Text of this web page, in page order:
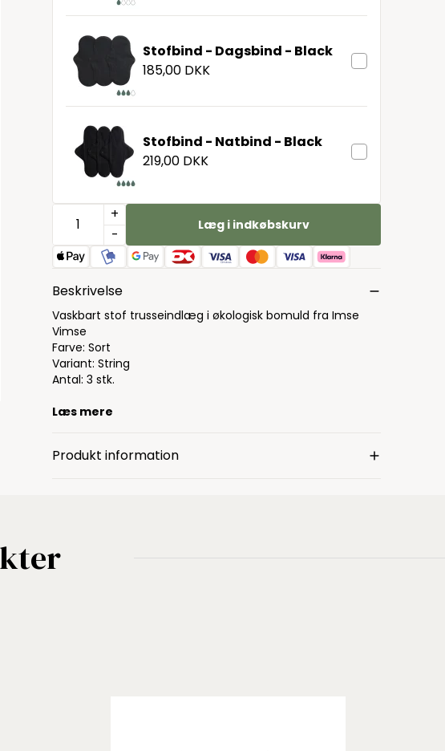
Stofbind - Dagsbind - Black
185,00 DKK
Stofbind - Natbind - Black
219,00 DKK
+
-
Læg i indkøbskurv
Beskrivelse
Vaskbart stof trusseindlæg i økologisk bomuld fra Imse
Vimse
Farve: Sort
Variant: String
Antal: 3 stk.
Læs mere
Produkt information